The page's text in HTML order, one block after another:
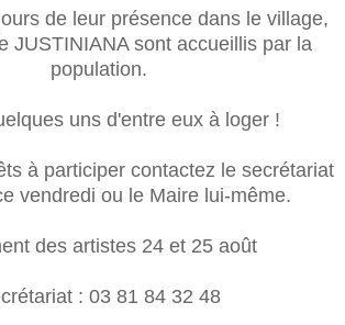
de leur présence dans le village,
JUSTINIANA sont accueillis par la
population.
uns d'entre eux à loger !
à participer contactez le secrétariat
vendredi ou le Maire lui-même.
des artistes 24 et 25 août
: 03 81 84 32 48